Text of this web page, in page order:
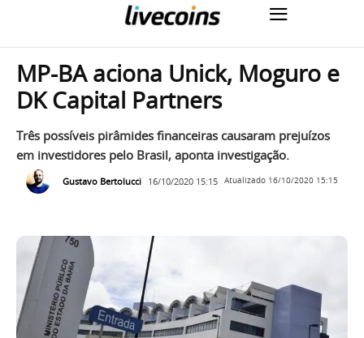
MP-BA aciona Unick, Moguro e
DK Capital Partners
Três possíveis pirâmides financeiras causaram prejuízos
em investidores pelo Brasil, aponta investigação.
Gustavo Bertolucci 16/10/2020 15:15 Atualizado 16/10/2020 15:15